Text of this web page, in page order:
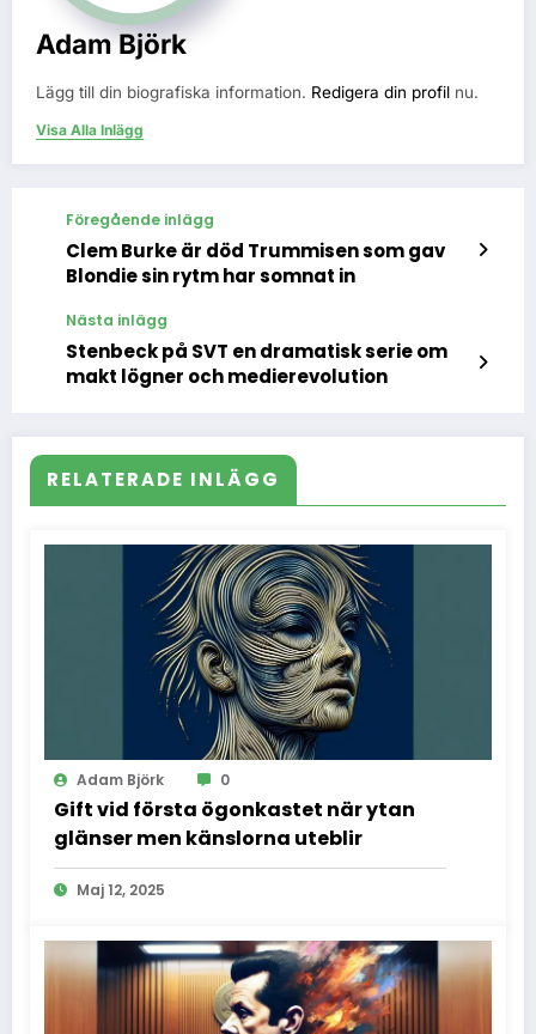
Adam Björk
Lägg till din biografiska information. Redigera din profil nu.
Visa Alla Inlägg
Föregående inlägg
Clem Burke är död Trummisen som gav
Blondie sin rytm har somnat in
Nästa inlägg
Stenbeck på SVT en dramatisk serie om
makt lögner och medierevolution
RELATERADE INLÄGG
Adam Björk 0
Gift vid första ögonkastet när ytan
glänser men känslorna uteblir
Maj 12, 2025